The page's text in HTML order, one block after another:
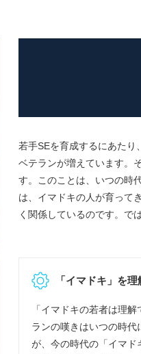
若手SEを育成するにあたり
ベテランが増えています。
す。このことは、いつの時
は、イマドキの人が育って
く関係しているのです。で
「イマドキ」を
「イマドキの若者は理
ランの嘆きはいつの時代
が、今の時代の「イマド